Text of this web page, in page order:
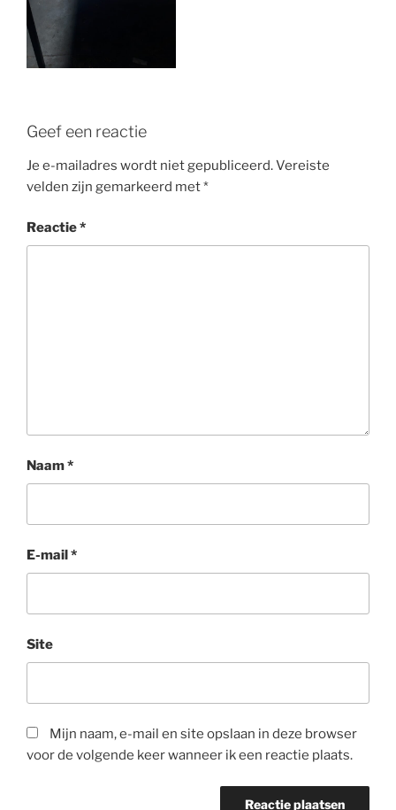
Geef een reactie
Je e-mailadres wordt niet gepubliceerd.Vereiste
velden zijn gemarkeerd met*
Reactie*
Naam*
E-mail *
Site
Mijn naam, e-mail en site opslaan in deze browser
voor de volgende keer wanneer ik een reactie plaats.